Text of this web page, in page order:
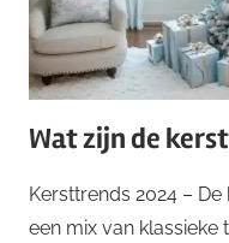
Wat zijn de
Kersttrends 2024 –
een mix van klassieke